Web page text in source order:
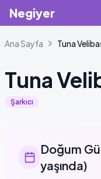
Negiyer
Ana Sayfa Tuna
Tuna
Şarkıcı
Doğum
yaşında)